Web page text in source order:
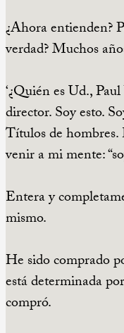
¿Ahora entienden?
verdad? Muchos
‘¿Quién es Ud.,
director. Soy esto.
Títulos de hombres.
venir a mi mente:
Entera y
mismo.
He sido comprado
está determinada
compró.